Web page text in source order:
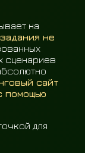
на
не
сценариев
сайт
помощью
для